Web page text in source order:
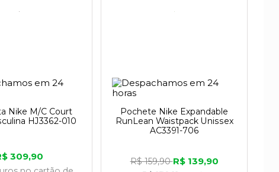
Nike M/C Court
HJ3362-010
309,90
Pochete Nike Expandable
RunLean Waistpack Unissex
AC3391-706
R$ 159,90R$ 139,90